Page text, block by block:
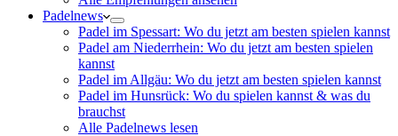
Padelnews
Padel im Spessart: Wo du jetzt am besten spielen kannst
Padel am Niederrhein: Wo du jetzt am besten spielen
kannst
Padel im Allgäu: Wo du jetzt am besten spielen kannst
Padel im Hunsrück: Wo du spielen kannst & was du
brauchst
Alle Padelnews lesen